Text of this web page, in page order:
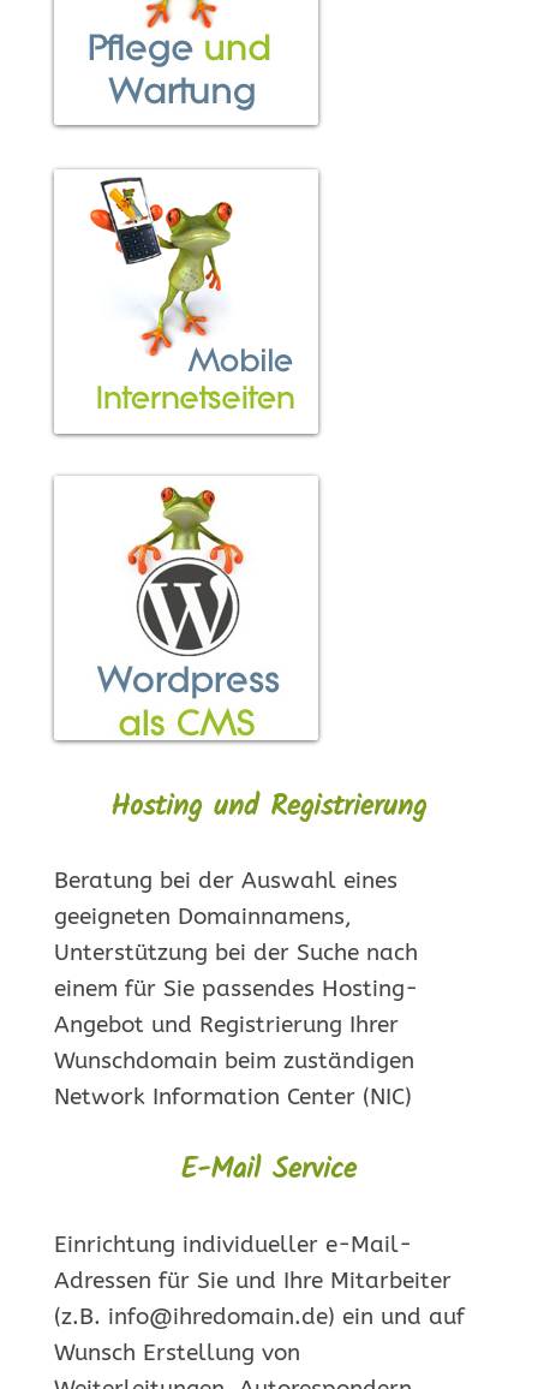
Hosting und Registrierung
Beratung bei der Auswahl eines
geeigneten Domainnamens,
Unterstützung bei der Suche nach
einem für Sie passendes Hosting-
Angebot und Registrierung Ihrer
Wunschdomain beim zuständigen
Network Information Center (NIC)
E-Mail Service
Einrichtung individueller e-Mail-
Adressen für Sie und Ihre Mitarbeiter
(z.B. info@ihredomain.de) ein und auf
Wunsch Erstellung von